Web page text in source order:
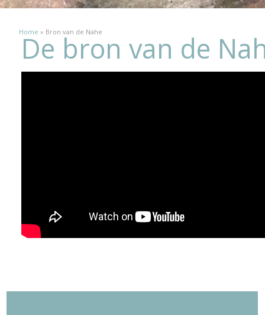
Home » Bron van de Nahe
De bron van de